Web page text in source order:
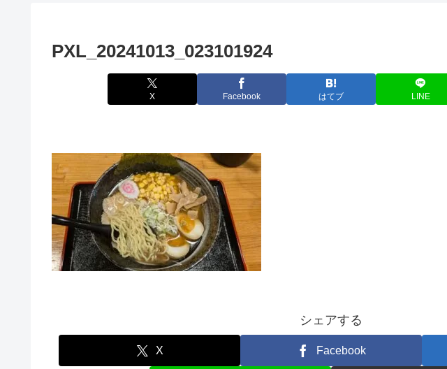
PXL_20241013_023101924
X Facebook はてブ LINE
シェアする
X Facebook